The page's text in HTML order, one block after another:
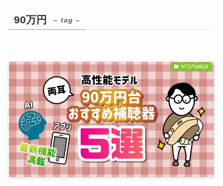
90万円 – tag –
90万円補聴器